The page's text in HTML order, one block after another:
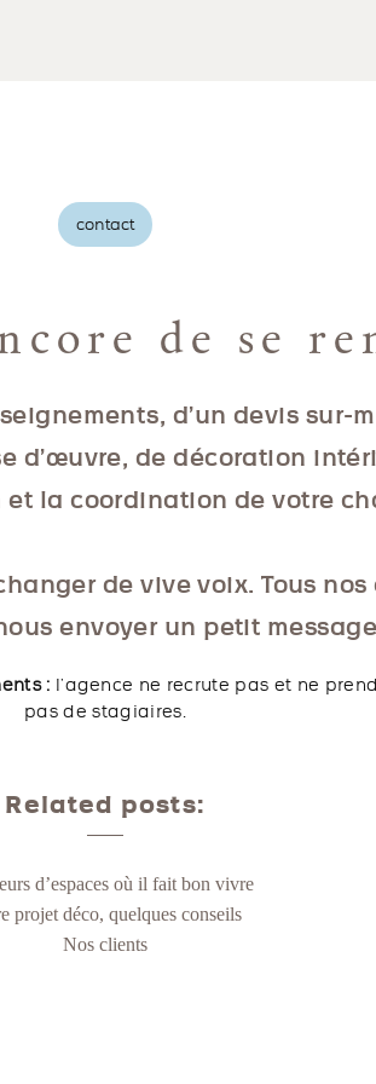
contact
de se
d’un devis sur-
d’œuvre, de décoration
la coordination de votre
de vive voix. Tous
envoyer un petit
: l’agence ne recrute pas et ne
pas de stagiaires.
Related posts:
d’espaces où il fait bon vivre
projet déco, quelques conseils
Nos clients